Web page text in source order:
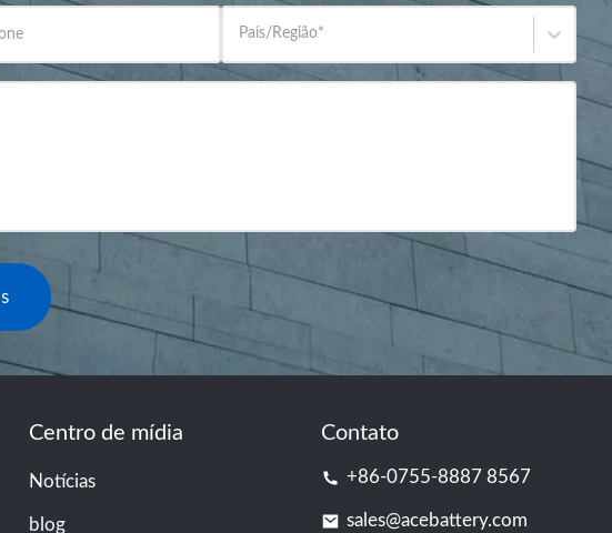
País/Região*
Centro de mídia
Notícias
blog
Contato
+86-0755-8887 8567
sales@acebattery.com